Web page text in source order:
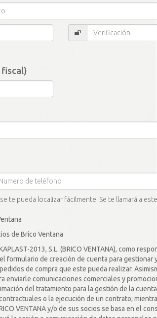
nombre
Verificación
fiscal)
te pueda localizar fácilmente. Se te llamará a
de Brico Ventana
2013, S.L. (BRICO VENTANA), como
formulario de creación de cuenta para gestionar
de compra que este pueda realizar.
enviarle comunicaciones comerciales y
del tratamiento para la gestión de la
o la ejecución de un contrato;
VENTANA y/o de sus socios se basa en el